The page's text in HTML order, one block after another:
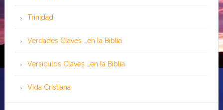
Trinidad
Verdades Claves …en la Biblia
Versículos Claves …en la Biblia
Vida Cristiana